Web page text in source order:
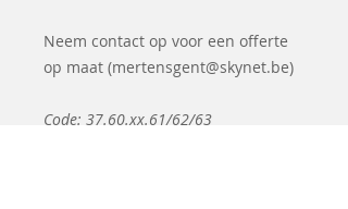
Neem contact op voor een offerte
op maat (mertensgent@skynet.be)
Code: 37.60.xx.61/62/63